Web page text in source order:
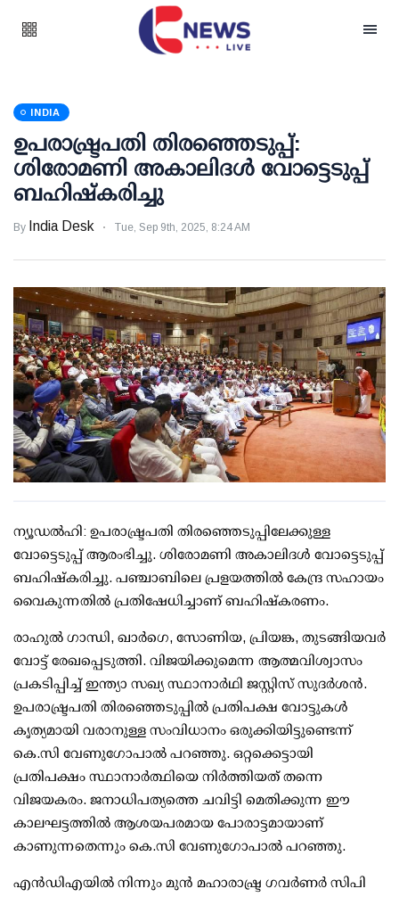
INDIA
ഉപരാഷ്ട്രപതി തിരഞ്ഞെടുപ്പ്:
ശിരോമണി അകാലിദള്‍ വോട്ടെടുപ്പ്
ബഹിഷ്‌കരിച്ചു
By India Desk Tue, Sep 9th, 2025, 8:24 AM
ന്യൂഡല്‍ഹി: ഉപരാഷ്ട്രപതി തിരഞ്ഞെടുപ്പിലേക്കുള്ള
വോട്ടെടുപ്പ് ആരംഭിച്ചു. ശിരോമണി അകാലിദള്‍ വോട്ടെടുപ്പ്
ബഹിഷ്‌കരിച്ചു. പഞ്ചാബിലെ പ്രളയത്തില്‍ കേന്ദ്ര സഹായം
വൈകുന്നതില്‍ പ്രതിഷേധിച്ചാണ് ബഹിഷ്‌കരണം.
രാഹുല്‍ ഗാന്ധി, ഖാര്‍ഗെ, സോണിയ, പ്രിയങ്ക, തുടങ്ങിയവര്‍
വോട്ട് രേഖപ്പെടുത്തി. വിജയിക്കുമെന്ന ആത്മവിശ്വാസം
പ്രകടിപ്പിച്ച് ഇന്ത്യാ സഖ്യ സ്ഥാനാര്‍ഥി ജസ്റ്റിസ് സുദര്‍ശന്‍.
ഉപരാഷ്ട്രപതി തിരഞ്ഞെടുപ്പില്‍ പ്രതിപക്ഷ വോട്ടുകള്‍
കൃത്യമായി വരാനുള്ള സംവിധാനം ഒരുക്കിയിട്ടുണ്ടെന്ന്
കെ.സി വേണുഗോപാല്‍ പറഞ്ഞു. ഒറ്റക്കെട്ടായി
പ്രതിപക്ഷം സ്ഥാനാര്‍ത്ഥിയെ നിര്‍ത്തിയത് തന്നെ
വിജയകരം. ജനാധിപത്യത്തെ ചവിട്ടി മെതിക്കുന്ന ഈ
കാലഘട്ടത്തില്‍ ആശയപരമായ പോരാട്ടമായാണ്
കാണുന്നതെന്നും കെ.സി വേണുഗോപാല്‍ പറഞ്ഞു.
എന്‍ഡിഎയില്‍ നിന്നും മുന്‍ മഹാരാഷ്ട്ര ഗവര്‍ണര്‍ സിപി